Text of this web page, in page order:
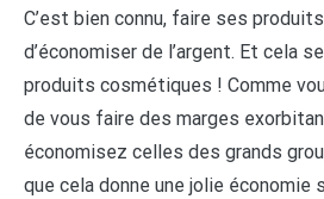
C’est bien connu, faire ses
d’économiser de l’argent. Et cela
produits cosmétiques ! Comme
de vous faire des marges
économisez celles des grands
que cela donne une jolie économie